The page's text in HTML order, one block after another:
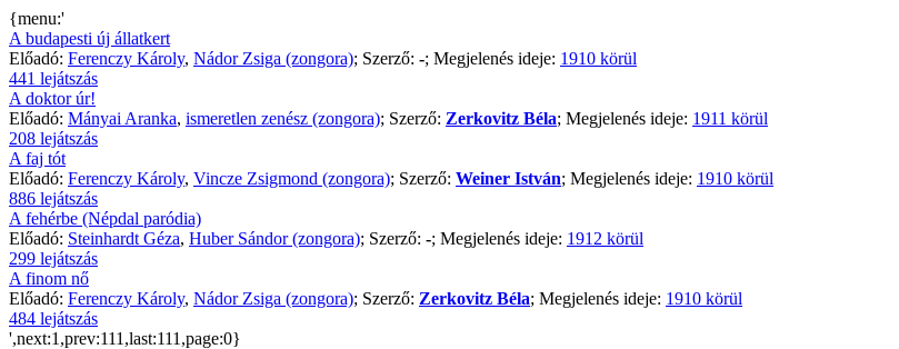
{menu:'
A budapesti új állatkert
Előadó: Ferenczy Károly, Nádor Zsiga (zongora); Szerző: -; Megjelenés ideje: 1910 körül
441 lejátszás
A doktor úr!
Előadó: Mányai Aranka, ismeretlen zenész (zongora); Szerző: Zerkovitz Béla; Megjelenés ideje: 1911 körül
208 lejátszás
A faj tót
Előadó: Ferenczy Károly, Vincze Zsigmond (zongora); Szerző: Weiner István; Megjelenés ideje: 1910 körül
886 lejátszás
A fehérbe (Népdal paródia)
Előadó: Steinhardt Géza, Huber Sándor (zongora); Szerző: -; Megjelenés ideje: 1912 körül
299 lejátszás
A finom nő
Előadó: Ferenczy Károly, Nádor Zsiga (zongora); Szerző: Zerkovitz Béla; Megjelenés ideje: 1910 körül
484 lejátszás
',next:1,prev:111,last:111,page:0}